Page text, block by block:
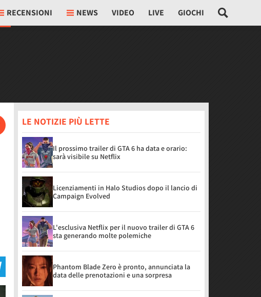
RECENSIONI NEWS VIDEO LIVE GIOCHI
LE NOTIZIE PIÙ LETTE
Il prossimo trailer di GTA 6 ha data e orario:
sarà visibile su Netflix
Licenziamenti in Halo Studios dopo il lancio di
Campaign Evolved
L'esclusiva Netflix per il nuovo trailer di GTA 6
sta generando molte polemiche
Phantom Blade Zero è pronto, annunciata la
data delle prenotazioni e una sorpresa